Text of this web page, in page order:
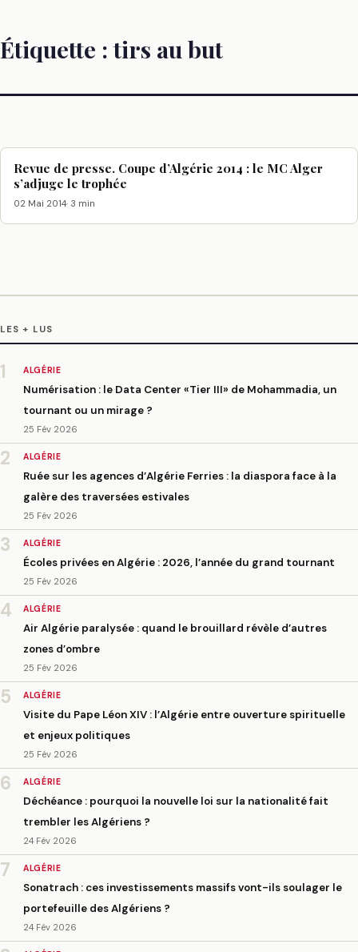
Étiquette :tirs au but
Revue de presse. Coupe d’Algérie 2014 : le MC Alger
s’adjuge le trophée
02 Mai 2014· 3 min
LES + LUS
1 ALGÉRIE
Numérisation : le Data Center «Tier III» de Mohammadia, un
tournant ou un mirage ?
25 Fév 2026
2 ALGÉRIE
Ruée sur les agences d’Algérie Ferries : la diaspora face à la
galère des traversées estivales
25 Fév 2026
3 ALGÉRIE
Écoles privées en Algérie : 2026, l’année du grand tournant
25 Fév 2026
4 ALGÉRIE
Air Algérie paralysée : quand le brouillard révèle d’autres
zones d’ombre
25 Fév 2026
5 ALGÉRIE
Visite du Pape Léon XIV : l’Algérie entre ouverture spirituelle
et enjeux politiques
25 Fév 2026
6 ALGÉRIE
Déchéance : pourquoi la nouvelle loi sur la nationalité fait
trembler les Algériens ?
24 Fév 2026
7 ALGÉRIE
Sonatrach : ces investissements massifs vont-ils soulager le
portefeuille des Algériens ?
24 Fév 2026